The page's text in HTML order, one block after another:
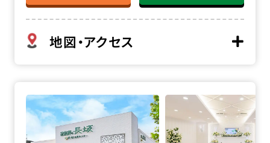
地図・アクセス
家族葬の長坂 東大和上北台の詳細へ